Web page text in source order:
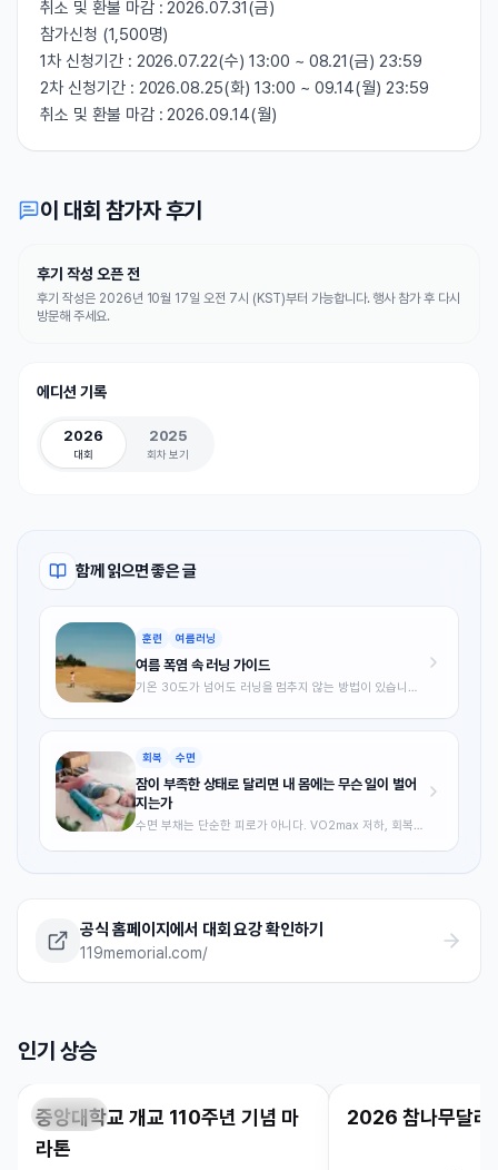
취소 및 환불 마감 : 2026.07.31(금)
참가신청 (1,500명)
1차 신청기간 : 2026.07.22(수) 13:00 ~ 08.21(금) 23:59
2차 신청기간 : 2026.08.25(화) 13:00 ~ 09.14(월) 23:59
취소 및 환불 마감 : 2026.09.14(월)
이 대회 참가자 후기
후기 작성 오픈 전
후기 작성은 2026년 10월 17일 오전 7시 (KST)부터 가능합니다. 행사 참가 후 다시
방문해 주세요.
에디션 기록
2026
대회
2025
회차 보기
함께 읽으면 좋은 글
훈련 여름러닝
여름 폭염 속 러닝 가이드
기온 30도가 넘어도 러닝을 멈추지 않는 방법이 있습니다.
열 순응 훈련까지 폭염 속 안전하게 달리는 전략을 총정리
회복 수면
잠이 부족한 상태로 달리면 내 몸에는 무슨 일이 벌어
지는가
수면 부채는 단순한 피로가 아니다. VO2max 저하, 회복
략을 정리했습니다.
공식 홈페이지에서 대회 요강 확인하기
119memorial.com/
인기 상승
접수 예정 인기 상승
중앙대학교 개교 110주년 기념 마
라톤
신청 가능
2026 참나무달리